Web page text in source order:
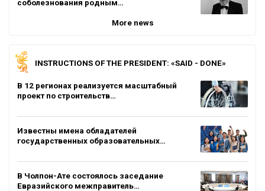
соболезнования родным…
More news
INSTRUCTIONS OF THE PRESIDENT: «SAID - DONE»
В 12 регионах реализуется масштабный
проект по строительств…
Известны имена обладателей
государственных образовательных…
В Чолпон-Ате состоялось заседание
Евразийского межправитель…